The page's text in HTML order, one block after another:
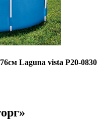
Laguna vista Р20-0830